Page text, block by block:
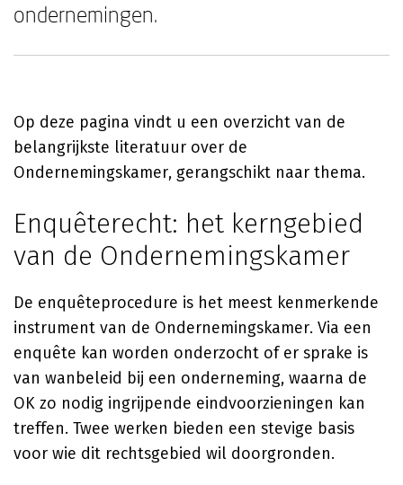
ondernemingen.
Op deze pagina vindt u een overzicht van de
belangrijkste literatuur over de
Ondernemingskamer, gerangschikt naar thema.
Enquêterecht: het kerngebied
van de Ondernemingskamer
De enquêteprocedure is het meest kenmerkende
instrument van de Ondernemingskamer. Via een
enquête kan worden onderzocht of er sprake is
van wanbeleid bij een onderneming, waarna de
OK zo nodig ingrijpende eindvoorzieningen kan
treffen. Twee werken bieden een stevige basis
voor wie dit rechtsgebied wil doorgronden.